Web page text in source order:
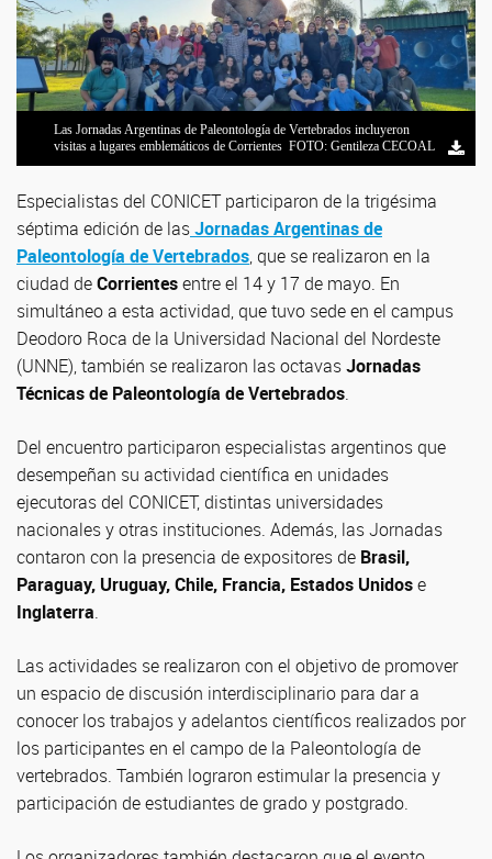
Las Jornadas Argentinas de Paleontología de Vertebrados incluyeron
visitas a lugares emblemáticos de Corrientes FOTO: Gentileza CECOAL
Las Jornadas Argentinas de Paleontología de Vertebrados incluyeron
visitas a lugares emblemáticos de Corrientes FOTO: Gentileza CECOAL
Especialistas del CONICET participaron de la trigésima
séptima edición de lasJornadas Argentinas de
Paleontología de Vertebrados, que se realizaron en la
ciudad deCorrientesentre el 14 y 17 de mayo. En
simultáneo a esta actividad, que tuvo sede en el campus
Deodoro Roca de la Universidad Nacional del Nordeste
(UNNE), también se realizaron las octavasJornadas
Técnicas de Paleontología de Vertebrados.
Del encuentro participaron especialistas argentinos que
desempeñan su actividad científica en unidades
ejecutoras del CONICET, distintas universidades
nacionales y otras instituciones. Además, las Jornadas
contaron con la presencia de expositores de Brasil,
Paraguay, Uruguay, Chile, Francia, Estados Unidose
Inglaterra.
Las actividades se realizaron con el objetivo de promover
un espacio de discusión interdisciplinario para dar a
conocer los trabajos y adelantos científicos realizados por
los participantes en el campo de la Paleontología de
vertebrados. También lograron estimular la presencia y
participación de estudiantes de grado y postgrado.